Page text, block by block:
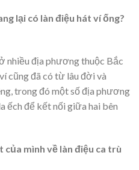
lại có làn điệu hát ví ống?
nhiều địa phương thuộc Bắc
cũng đã có từ lâu đời và
trong đó một số địa phương
ếch để kết nối giữa hai bên
của mình về làn điệu ca trù